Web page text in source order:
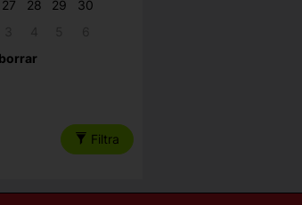
27 28 29
30
Filtra